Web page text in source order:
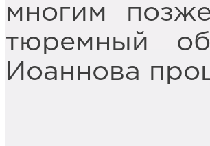
многим
тюремный
Иоаннова